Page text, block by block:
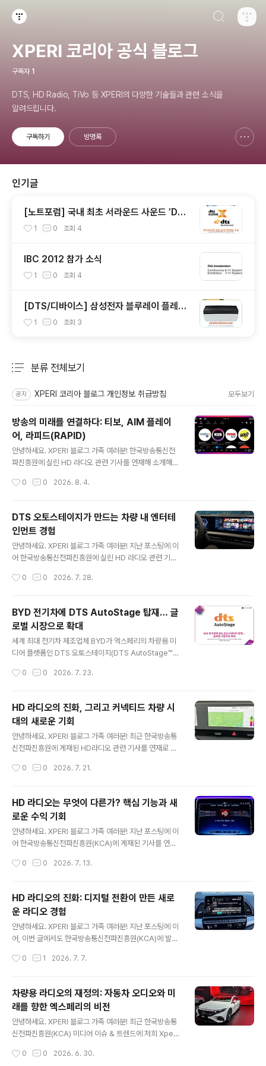
XPERI 코리아 공식 블로그
구독자 1
DTS, HD Radio, TiVo 등 XPERI의 다양한 기술들과 관련 소식을
알려드립니다.
구독하기 방명록
인기글
[노트포럼] 국내 최초 서라운드 사운드 ′DT
S′ 라디오 방송, 한국 PD대상 수상
1 0 조회 4
IBC 2012 참가 소식
1 0 조회 4
[DTS/디바이스] 삼성전자 블루레이 플레이
어 BD-J5900
1 0 조회 3
분류 전체보기
공지 XPERI 코리아 블로그 개인정보 취급방침 모두보기
방송의 미래를 연결하다: 티보, AIM 플레이
어, 라피드(RAPID)
안녕하세요. XPERI 블로그 가족 여러분! 한국방송통신전
파진흥원에 실린 HD 라디오 관련 기사를 연재해 소개해드
하이브리드 라디오가 차량 내 오디오 경험을 어떻게 변화
는 엑스페리의 핵심 솔루션들을 소개해보려 합니다. 티보
기반 비디오 서비스와 광고 플랫폼, 방송사 앱 구축 솔루션
AIM 플레이어, 비주얼 라디오 구현 플랫폼 라피드(RAPI
D), 그리고 데이터 기반 수익화를 지원하는 DTS 오토스테
이지 브로드캐스터 포털까지. 각각의 기술은 독립적으로도
크린에서 청취자와 연결될 수 있는 기반을 만들어줍니다.
0 0 2026. 8. 4.
DTS 오토스테이지가 만드는 차량 내 엔터테
인먼트 경험
안녕하세요. XPERI 블로그 가족 여러분! 지난 포스팅에 이
어 한국방송통신전파진흥원에 실린 HD 라디오 관련 기사
오가 방송사에 제공하는 새로운 수익 창출 기회와 미래 활
스팅에서는 HD 라디오를 기반으로 한 커넥티드 차량 생태
계와, 이를 지원하는 엑스페리(Xperi)의 핵심 솔루션인 D
TS 오토스테이지 (DTS AutoStage)를 소개합니다. 커
넥티드 차량 시대와 라디오의 변화 HD 라디오는 차량 내
차는 단순한 이동 수단이 아닙니다. 차량 디스플레이가 대
0 0 2026. 7. 28.
BYD 전기차에 DTS AutoStage 탑재… 글
로벌 시장으로 확대
세계 최대 전기차 제조업체 BYD가 엑스페리의 차량용 미
디어 플랫폼인 DTS 오토스테이지(DTS AutoStage™)
시아태평양, 중남미, 중동 및 아프리카 등 주요 글로벌 시장
텐츠를 아우르는 통합 엔터테인먼트 경험을 제공할 계획입
니다. 이번 파트너십은 운전자와 탑승자에게 더욱 풍부하
고 몰입감 있는 콘텐츠 경험을 제공하기 위한 중요한 발걸
음이 될 것으로 기대됩니다.BYD, 차량용 미디어 플랫폼으
로 DTS AutoStage™ 독점 채택 기사를 소개해드립니다.
역하여 발췌한 내용입니다. "BYD가 DTS 오토스테이지
0 0 2026. 7. 23.
HD 라디오의 진화, 그리고 커넥티드 차량 시
대의 새로운 기회
안녕하세요. XPERI 블로그 가족 여러분! 최근 한국방송통
신전파진흥원에 게재된 HD라디오 관련 기사를 연재로 소
핵심 기능과 '라디오의 스크린화(Screenifying)'가 가져
질과 풍부한 시각 정보를 제공하는 데 그치지 않고, 방송사
에 새로운 비즈니스 기회를 제공하며 미래 방송 환경의 기
반을 마련하고 있습데요. 이번 포스팅에서는 HD 라디오가
창출하는 수익 모델과 미래 활용 가능성, 그리고 이를 바탕
으로 진화하고 있는 엑스페리(Xperi)의 커넥티드 차량 솔
라디오는 원래 음질 향상을 목적으로 개발된 기술입니다.
0 0 2026. 7. 21.
HD 라디오는 무엇이 다른가? 핵심 기능과 새
로운 수익 기회
안녕하세요. XPERI 블로그 가족 여러분! 지난 포스팅에 이
어 한국방송통신전파진흥원(KCA)에 게재된 기사를 연재
기술의 등장 배경과 미국 시장에서의 확산 현황을 살펴보
비교해 실제로 무엇이 다를까요? HD 라디오는 단순히 음
질을 개선하는 기술을 넘어, 추가 채널 운영, 데이터 서비스
제공, 시각 콘텐츠 연동 등 다양한 기능을 제공합니다. 이러
한 기능은 청취자에게는 더욱 풍부한 라디오 경험을 제공
하고, 방송사에게는 새로운 수익 창출 기회를 열어주고 있
께, 방송 산업이 이를 어떻게 활용하고 있는지 살펴보겠습
0 0 2026. 7. 13.
HD 라디오의 진화: 디지털 전환이 만든 새로
운 라디오 경험
안녕하세요. XPERI 블로그 가족 여러분! 지난 포스팅에 이
어, 이번 글에서도 한국방송통신전파진흥원(KCA)에 발행
지털로 전환하는 차량 라디오 플랫폼을 위한 엑스페리(Xp
대해 다뤄보려 합니다. HD 라디오의 기원과 성장 2000년
대 초반 미국 방송 시장은 급격한 변화의 시기를 맞이하고
있었습니다. 특히 위성 라디오 서비스의 확산은 기존 지상
파 라디오 방송사들에게 새로운 경쟁 압력으로 작용했습니
다. 위성 라디오는 광고 없는 콘텐츠와 전국 단위 서비스 범
경 속에서 등장한 것이 바로 HD 라디오입니다. 2002년
0 1 2026. 7. 7.
차량용 라디오의 재정의: 자동차 오디오와 미
래를 향한 엑스페리의 비전
안녕하세요. XPERI 블로그 가족 여러분! 최근 한국방송통
신전파진흥원(KCA) 미디어 이슈 & 트렌드에 저희 Xperi
미디어 기술의 최신 동향과 Xperi가 제시하는 산업의 인사
0 0 2026. 6. 30.